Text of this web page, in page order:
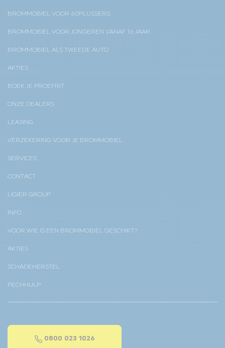
BROMMOBIEL VOOR 60PLUSSERS
BROMMOBIEL VOOR JONGEREN VANAF 16 JAAR
BROMMOBIEL ALS TWEEDE AUTO
AKTIES
BOEK JE PROEFRIT
ONZE DEALERS
LEASING
VERZEKERING VOOR JE BROMMOBIEL
SERVICES
CONTACT
LIGIER GROUP
INFO
VOOR WIE IS EEN BROMMOBIEL GESCHIKT?
AKTIES
SCHADEHERSTEL
PECHHULP
0800 023 1026